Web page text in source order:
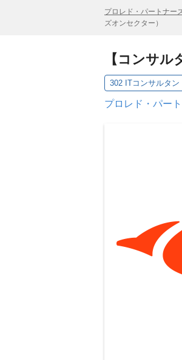
プロレド・パートナー
ズオンセクター）
【コンサ
プロレド・パー